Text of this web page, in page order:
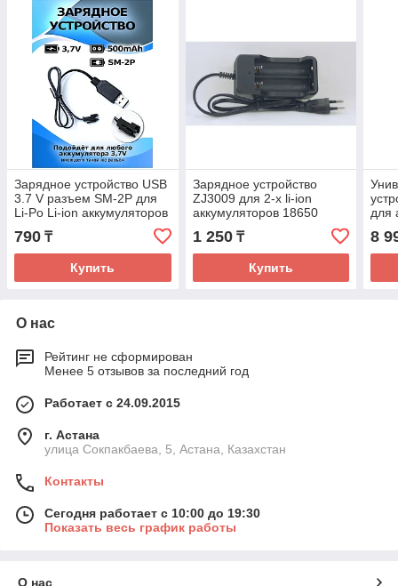
Зарядное устройство USB
3.7 V разъем SM-2P для
Li-Po Li-ion аккумуляторов
от радиоуправляемых
игрушек
790 ₸
Купить
Зарядное устройство
ZJ3009 для 2-х li-ion
аккумуляторов 18650
1 250₸
Купить
для
8
О нас
Рейтинг не сформирован
Менее 5 отзывов за последний год
Работает с 24.09.2015
г. Астана
улица Сокпакбаева, 5, Астана, Казахстан
Контакты
Сегодня работает с 10:00 до 19:30
Показать весь график работы
О нас